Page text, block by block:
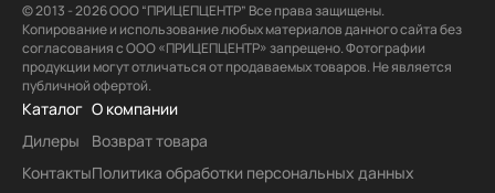
© 2013 - 2026 ООО “ПРИЦЕПЦЕНТР” Все права защищены.
Копирование и использование любых материалов данного сайта без
согласования с ООО «ПРИЦЕПЦЕНТР» запрещено. Фотографии
продукции могут отличаться от продаваемых товаров. Не является
публичной офертой.
Каталог
Дилеры
Контакты
О компании
Возврат товара
Политика обработки персональных данных